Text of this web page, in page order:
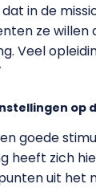
dat in de
ze willen
Veel
op
goede
heeft zich
uit het